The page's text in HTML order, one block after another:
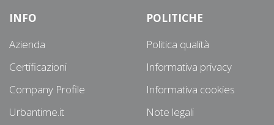
INFO
Azienda
Certificazioni
Company Profile
Urbantime.it
POLITICHE
Politica qualità
Informativa privacy
Informativa cookies
Note legali